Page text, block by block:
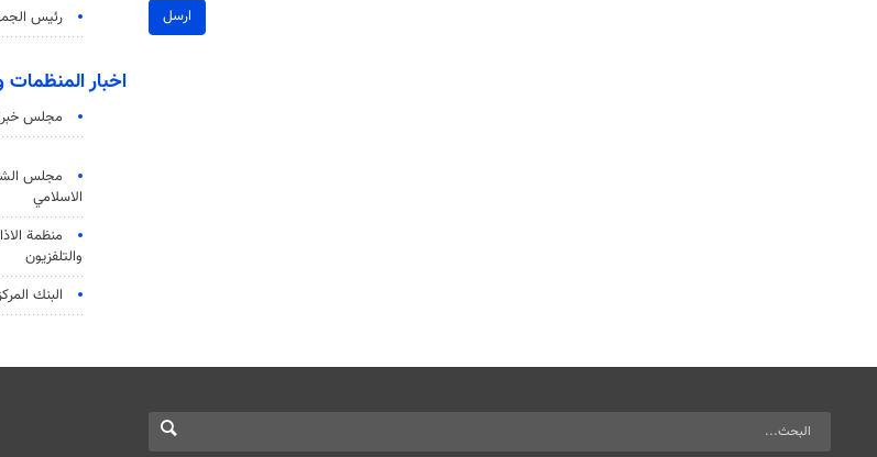
ارسل رئيس
اخبار
مجلس
مجلس
الاسلامي
منظمة
والتلفزیون
البنك